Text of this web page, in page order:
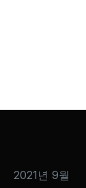
2021년 9월